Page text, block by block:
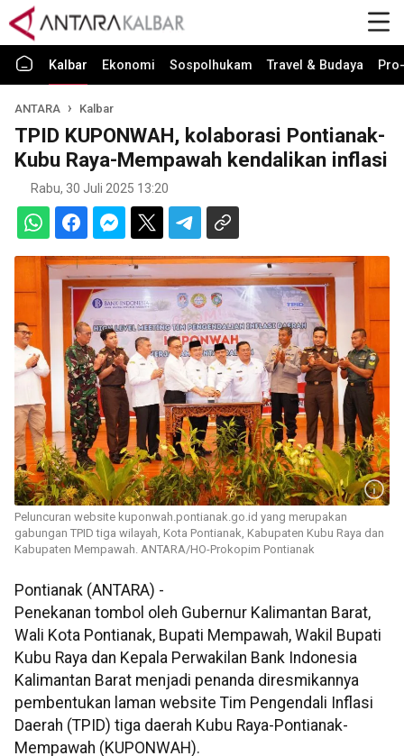
Kalbar Ekonomi Sospolhukam Travel & Budaya
ANTARA Kalbar
TPID KUPONWAH, kolaborasi Pontianak-
Kubu Raya-Mempawah kendalikan inflasi
Rabu, 30 Juli 2025 13:20
Peluncuran website kuponwah.pontianak.go.id yang merupakan
gabungan TPID tiga wilayah, Kota Pontianak, Kabupaten Kubu Raya dan
Kabupaten Mempawah. ANTARA/HO-Prokopim Pontianak
Pontianak (ANTARA) -
Penekanan tombol oleh Gubernur Kalimantan Barat,
Wali Kota Pontianak, Bupati Mempawah, Wakil Bupati
Kubu Raya dan Kepala Perwakilan Bank Indonesia
Kalimantan Barat menjadi penanda diresmikannya
pembentukan laman website Tim Pengendali Inflasi
Daerah (TPID) tiga daerah Kubu Raya-Pontianak-
Mempawah (KUPONWAH).